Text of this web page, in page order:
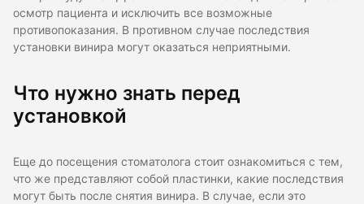
осмотр пациента и исключить все возможные
противопоказания. В противном случае последствия
установки винира могут оказаться неприятными.
Что нужно знать перед
установкой
Еще до посещения стоматолога стоит ознакомиться с тем,
что же представляют собой пластинки, какие последствия
могут быть после снятия винира. В случае, если это